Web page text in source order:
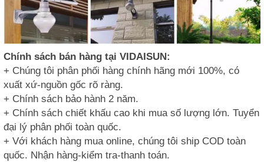
Chính sách bán hàng tại VIDAISUN:
+ Chúng tôi phân phối hàng chính hãng mới 100%, có
xuất xứ-nguồn gốc rõ ràng.
+ Chính sách bảo hành 2 năm.
+ Chính sách chiết khấu cao khi mua số lượng lớn. Tuyển
đại lý phân phối toàn quốc.
+ Với khách hàng mua online, chúng tôi ship COD toàn
quốc. Nhận hàng-kiểm tra-thanh toán.